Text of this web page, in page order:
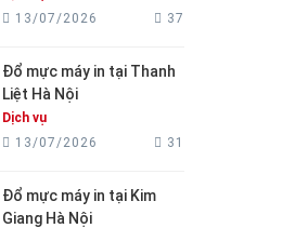
13/07/2026
37
Đổ mực máy in tại Thanh
Liệt Hà Nội
Dịch vụ
13/07/2026
31
Đổ mực máy in tại Kim
Giang Hà Nội